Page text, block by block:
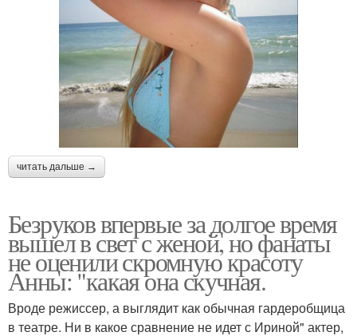
читать дальше →
Безруков впервые за долгое время
вышел в свет с женой, но фанаты
не оценили скромную красоту
Анны: "какая она скучная.
Вроде режиссер, а выглядит как обычная гардеробщица
в театре. Ни в какое сравнение не идет с Ириной" актер,